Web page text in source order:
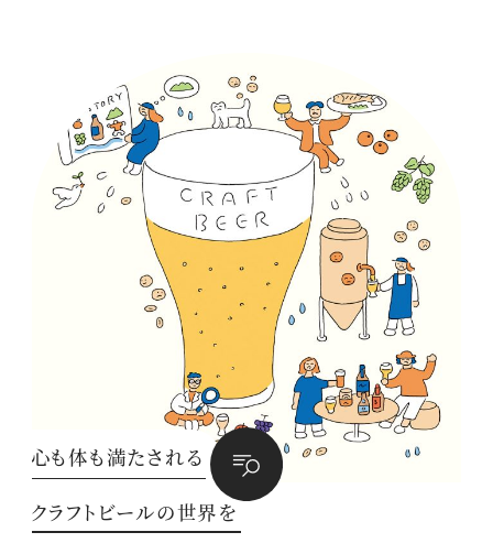
心も体も満たされる
クラフトビールの世界を